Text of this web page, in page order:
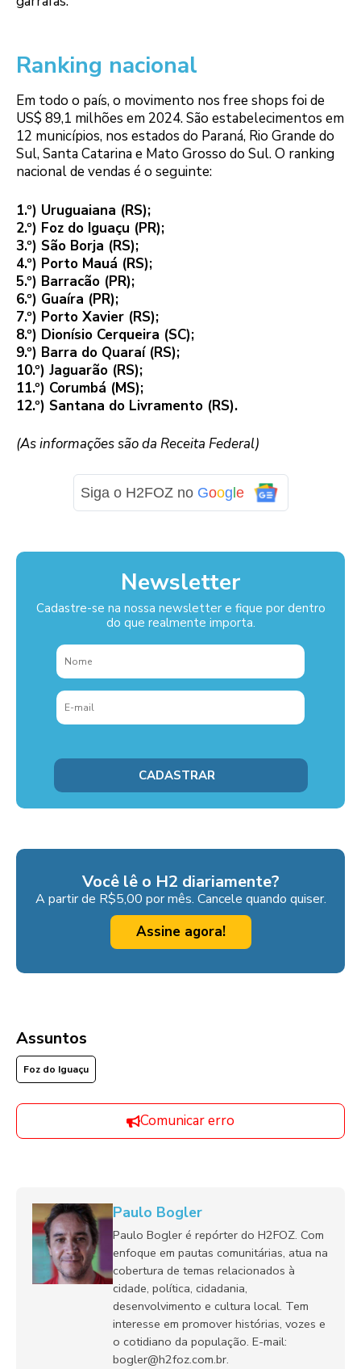
Ranking nacional
Em todo o país, o movimento nos free shops foi de
US$ 89,1 milhões em 2024. São estabelecimentos em
12 municípios, nos estados do Paraná, Rio Grande do
Sul, Santa Catarina e Mato Grosso do Sul. O ranking
nacional de vendas é o seguinte:
1.º) Uruguaiana (RS);
2.º) Foz do Iguaçu (PR);
3.º) São Borja (RS);
4.º) Porto Mauá (RS);
5.º) Barracão (PR);
6.º) Guaíra (PR);
7.º) Porto Xavier (RS);
8.º) Dionísio Cerqueira (SC);
9.º) Barra do Quaraí (RS);
10.º) Jaguarão (RS);
11.º) Corumbá (MS);
12.º) Santana do Livramento (RS).
(As informações são da Receita Federal)
Siga o H2FOZ no Google
Newsletter
Cadastre-se na nossa newsletter e fique por dentro
do que realmente importa.
Você lê o H2 diariamente?
A partir de R$5,00 por mês. Cancele quando quiser.
Assine agora!
Assuntos
Foz do Iguaçu
Comunicar erro
Paulo Bogler
Paulo Bogler é repórter do H2FOZ. Com
enfoque em pautas comunitárias, atua na
cobertura de temas relacionados à
cidade, política, cidadania,
desenvolvimento e cultura local. Tem
interesse em promover histórias, vozes e
o cotidiano da população. E-mail:
bogler@h2foz.com.br.